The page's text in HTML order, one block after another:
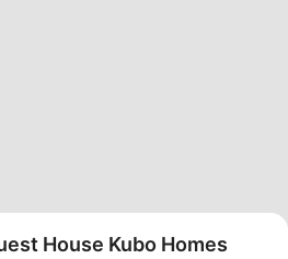
House Kubo Homes